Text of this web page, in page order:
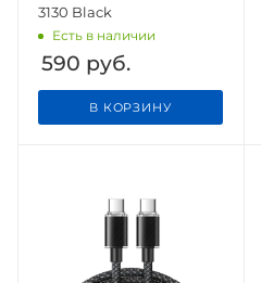
3130 Black
Есть в наличии
590 руб.
В КОРЗИНУ